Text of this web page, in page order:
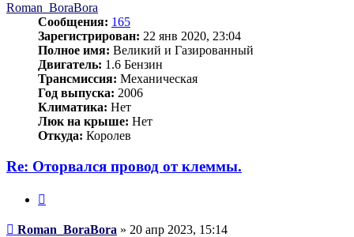
Roman_BoraBora
Сообщения: 165
Зарегистрирован: 22 янв 2020, 23:04
Полное имя: Великий и Газированный
Двигатель: 1.6 Бензин
Трансмиссия: Механическая
Год выпуска: 2006
Климатика: Нет
Люк на крыше: Нет
Откуда: Королев
Re: Оторвался провод от клеммы.
Сообщение
Roman_BoraBora » 20 апр 2023, 15:14